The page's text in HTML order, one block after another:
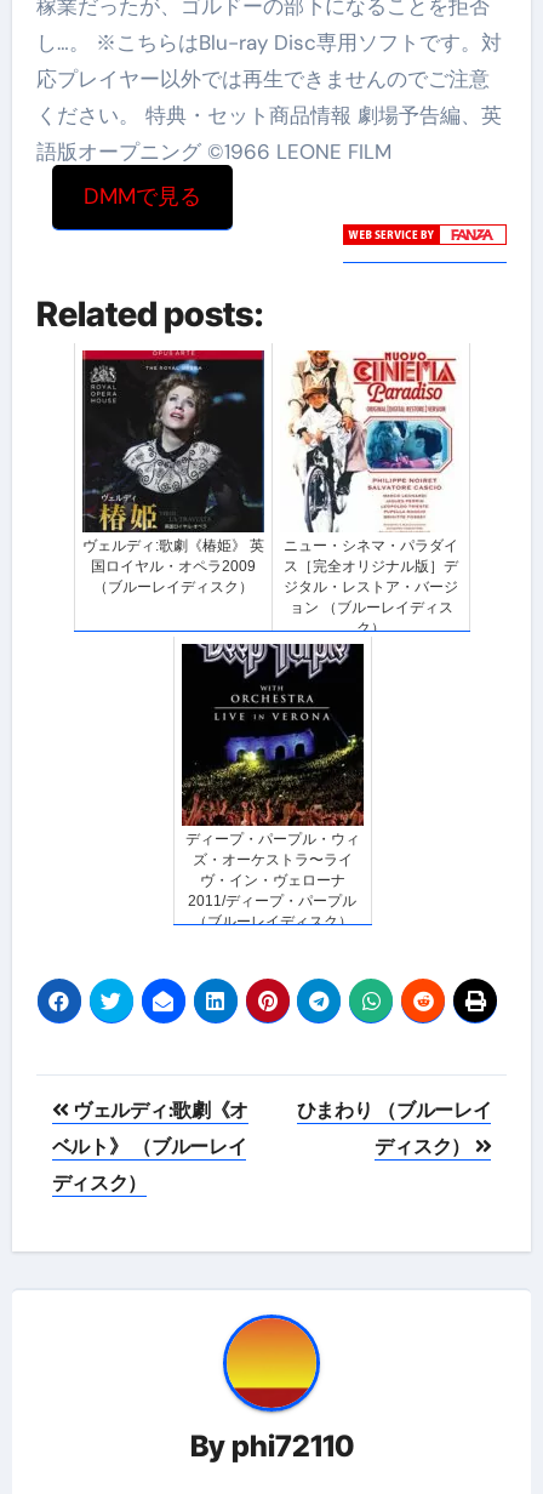
稼業だったが、ゴルドーの部下になることを拒否
し…。 ※こちらはBlu-ray Disc専用ソフトです。対
応プレイヤー以外では再生できませんのでご注意
ください。 特典・セット商品情報 劇場予告編、英
語版オープニング ©1966 LEONE FILM
DMMで見る
Related posts:
ヴェルディ:歌劇《椿姫》 英
国ロイヤル・オペラ2009
（ブルーレイディスク）
ニュー・シネマ・パラダイ
ス［完全オリジナル版］デ
ジタル・レストア・バージ
ョン （ブルーレイディス
ク）
ディープ・パープル・ウィ
ズ・オーケストラ〜ライ
ヴ・イン・ヴェローナ
2011/ディープ・パープル
（ブルーレイディスク）
投
稿
ナ
ビ
ゲ
ヴェルディ:歌劇《オ
ベルト》 （ブルーレイ
ディスク）
ひまわり （ブルーレイ
ディスク）
By phi72110